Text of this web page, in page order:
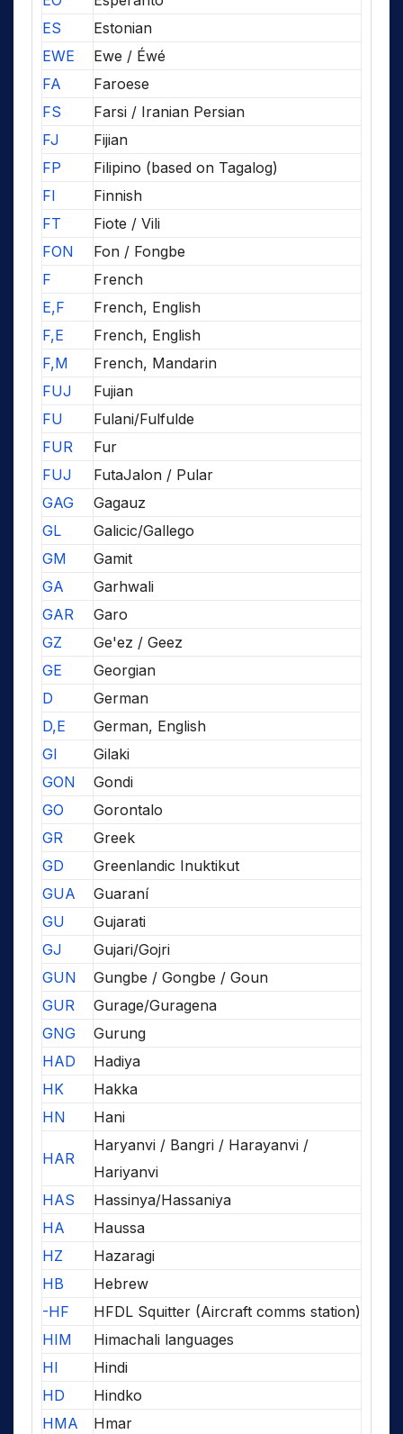
ES
Estonian
EWE
Ewe / Éwé
FA
Faroese
FS
Farsi / Iranian Persian
FJ
Fijian
FP
Filipino (based on Tagalog)
FI
Finnish
FT
Fiote / Vili
FON
Fon / Fongbe
F
French
E,F
French, English
F,E
French, English
F,M
French, Mandarin
FUJ
Fujian
FU
Fulani/Fulfulde
FUR
Fur
FUJ
FutaJalon / Pular
GAG
Gagauz
GL
Galicic/Gallego
GM
Gamit
GA
Garhwali
GAR
Garo
GZ
Ge'ez / Geez
GE
Georgian
D
German
D,E
German, English
GI
Gilaki
GON
Gondi
GO
Gorontalo
GR
Greek
GD
Greenlandic Inuktikut
GUA
Guaraní
GU
Gujarati
GJ
Gujari/Gojri
GUN
Gungbe / Gongbe / Goun
GUR
Gurage/Guragena
GNG
Gurung
HAD
Hadiya
HK
Hakka
HN
Hani
HAR
Haryanvi / Bangri / Harayanvi /
Hariyanvi
HAS
Hassinya/Hassaniya
HA
Haussa
HZ
Hazaragi
HB
Hebrew
-HF
HFDL Squitter (Aircraft comms station)
HIM
Himachali languages
HI
Hindi
HD
Hindko
HMA
Hmar